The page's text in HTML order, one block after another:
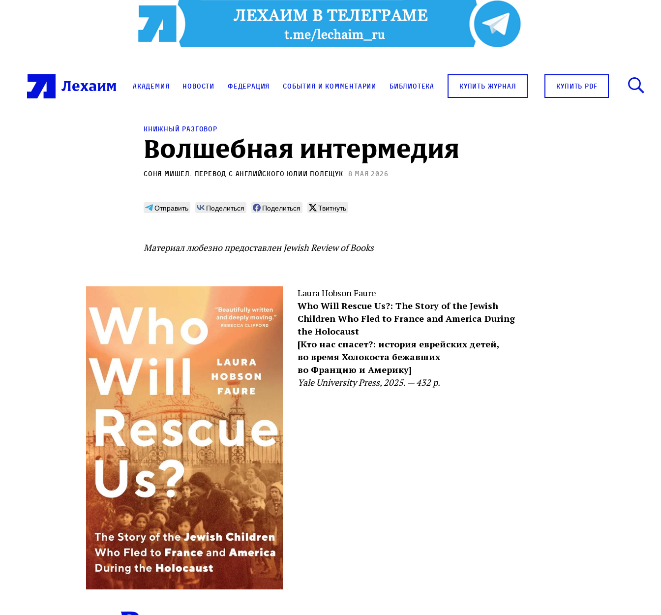
Лехаим Академия Новости Федерация События и комментарии Библиотека купить журнал купить pdf
Книжный разговор
Волшебная интермедия
Соня Мишел . Перевод с английского Юлии Полещук 8 мая 2026
Отправить Поделиться Поделиться Твитнуть
Материал любезно предоставлен Jewish Review of Books
Laura Hobson Faure
Who Will Rescue Us?: The Story of the Jewish
Children Who Fled to France and America During
the Holocaust
[Кто нас спасет?: история еврейских детей,
во время Холокоста бежавших
во Францию и Америку]
Yale University Press, 2025. — 432 р.